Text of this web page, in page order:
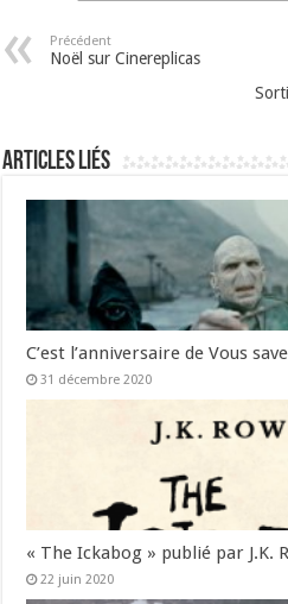
Précédent
Noël sur Cinereplicas
Articles liés
C’est l’anniversaire de Vous
31 décembre 2020
« The Ickabog » publié par J.K.
22 juin 2020